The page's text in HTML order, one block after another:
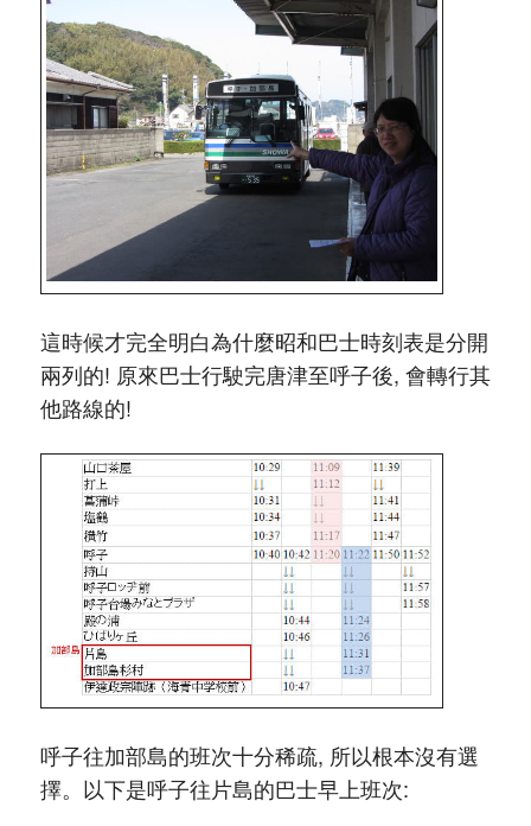
這時候才完全明白為什麼昭和巴士時刻表是分開
兩列的! 原來巴士行駛完唐津至呼子後, 會轉行其
他路線的!
呼子往加部島的班次十分稀疏, 所以根本沒有選
擇。以下是呼子往片島的巴士早上班次: